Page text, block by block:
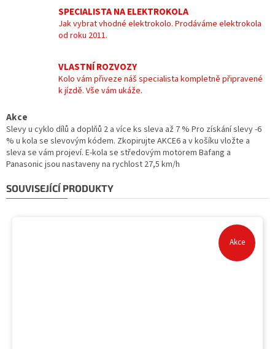
SPECIALISTA NA ELEKTROKOLA
Jak vybrat vhodné elektrokolo. Prodáváme elektrokola
od roku 2011.
VLASTNÍ ROZVOZY
Kolo vám přiveze náš specialista kompletně připravené
k jízdě. Vše vám ukáže.
Akce
Slevy u cyklo dílů a doplňů 2 a více ks sleva až 7 % Pro získání slevy -6
% u kola se slevovým kódem. Zkopirujte AKCE6 a v košíku vložte a
sleva se vám projeví. E-kola se středovým motorem Bafang a
Panasonic jsou nastaveny na rychlost 27,5 km/h
SOUVISEJÍCÍ PRODUKTY
Akce